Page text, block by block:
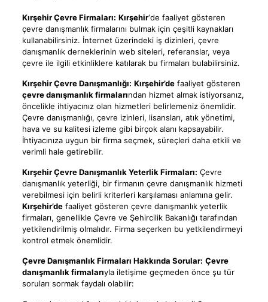
Kırşehir Çevre Firmaları: Kırşehir‘de faaliyet gösteren
çevre danışmanlık firmalarını bulmak için çeşitli kaynakları
kullanabilirsiniz. İnternet üzerindeki iş dizinleri, çevre
danışmanlık derneklerinin web siteleri, referanslar, veya
çevre ile ilgili etkinliklere katılarak bu firmaları bulabilirsiniz.
Kırşehir Çevre Danışmanlığı: Kırşehir’defaaliyet gösteren
çevre danışmanlık firmalarından hizmet almak istiyorsanız,
öncelikle ihtiyacınız olan hizmetleri belirlemeniz önemlidir.
Çevre danışmanlığı, çevre izinleri, lisansları, atık yönetimi,
hava ve su kalitesi izleme gibi birçok alanı kapsayabilir.
İhtiyacınıza uygun bir firma seçmek, süreçleri daha etkili ve
verimli hale getirebilir.
Kırşehir Çevre Danışmanlık Yeterlik Firmaları: Çevre
danışmanlık yeterliği, bir firmanın çevre danışmanlık hizmeti
verebilmesi için belirli kriterleri karşılaması anlamına gelir.
Kırşehir’defaaliyet gösteren çevre danışmanlık yeterlik
firmaları, genellikle Çevre ve Şehircilik Bakanlığı tarafından
yetkilendirilmiş olmalıdır. Firma seçerken bu yetkilendirmeyi
kontrol etmek önemlidir.
Çevre Danışmanlık Firmaları Hakkında Sorular: Çevre
danışmanlık firmalarıyla iletişime geçmeden önce şu tür
soruları sormak faydalı olabilir: